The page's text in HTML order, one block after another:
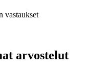
vastaukset
arvostelut